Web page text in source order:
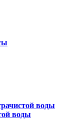
воды
воды